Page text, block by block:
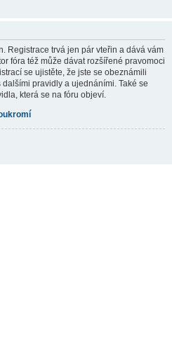
Registrace trvá jen pár vteřin a dává vám
fóra též může dávat rozšířené pravomoci
se ujistěte, že jste se obeznámili
pravidly a ujednáními. Také se
která se na fóru objeví.